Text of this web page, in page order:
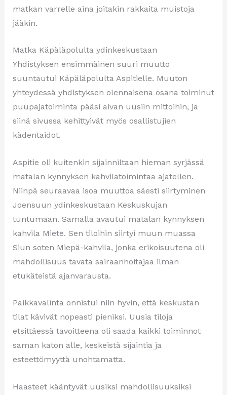
matkan varrelle aina joitakin rakkaita muistoja
jääkin.
Matka Käpäläpolulta ydinkeskustaan
Yhdistyksen ensimmäinen suuri muutto
suuntautui Käpäläpolulta Aspitielle. Muuton
yhteydessä yhdistyksen olennaisena osana toiminut
puupajatoiminta pääsi aivan uusiin mittoihin, ja
siinä sivussa kehittyivät myös osallistujien
kädentaidot.
Aspitie oli kuitenkin sijainniltaan hieman syrjässä
matalan kynnyksen kahvilatoimintaa ajatellen.
Niinpä seuraavaa isoa muuttoa säesti siirtyminen
Joensuun ydinkeskustaan Keskuskujan
tuntumaan. Samalla avautui matalan kynnyksen
kahvila Miete. Sen tiloihin siirtyi muun muassa
Siun soten Miepä-kahvila, jonka erikoisuutena oli
mahdollisuus tavata sairaanhoitajaa ilman
etukäteistä ajanvarausta.
Paikkavalinta onnistui niin hyvin, että keskustan
tilat kävivät nopeasti pieniksi. Uusia tiloja
etsittäessä tavoitteena oli saada kaikki toiminnot
saman katon alle, keskeistä sijaintia ja
esteettömyyttä unohtamatta.
Haasteet kääntyvät uusiksi mahdollisuuksiksi